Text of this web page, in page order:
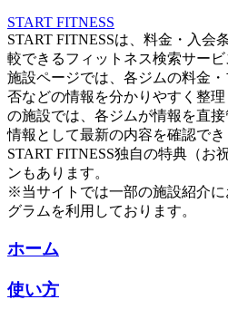
START FITNESS
START FITNESSは、料金・入会
較できるフィットネス検索サービ
施設ページでは、各ジムの料金
否などの情報を分かりやすく整
の施設では、各ジムが情報を直
情報として最新の内容を確認でき
START FITNESS独自の特典（お
ンもあります。
※当サイトでは一部の施設紹介
グラムを利用しております。
ホーム
使い方